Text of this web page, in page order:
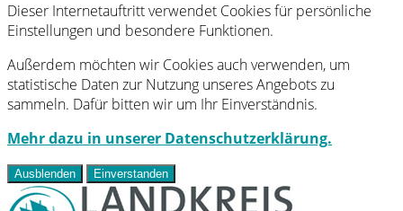
Dieser Internetauftritt verwendet Cookies für persönliche
Einstellungen und besondere Funktionen.
Außerdem möchten wir Cookies auch verwenden, um
statistische Daten zur Nutzung unseres Angebots zu
sammeln. Dafür bitten wir um Ihr Einverständnis.
Mehr dazu in unserer Datenschutzerklärung.
Ausblenden Einverstanden